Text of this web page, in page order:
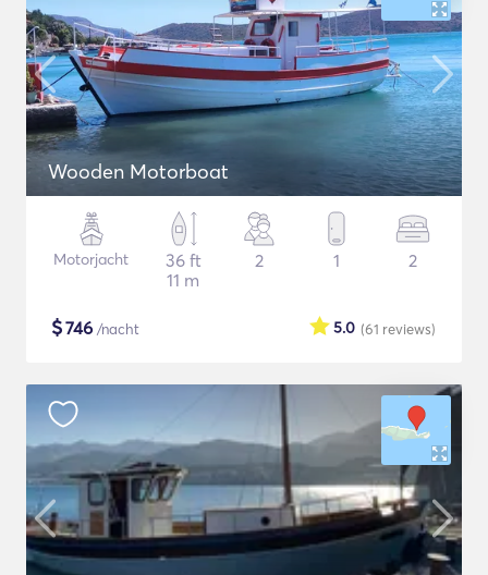
Wooden Motorboat
Motorjacht
36 ft
11 m
2 1 2
$746 /nacht (61 reviews)
5.0